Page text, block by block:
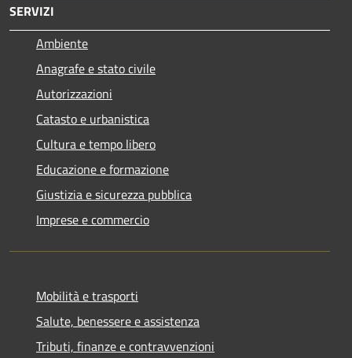
SERVIZI
Ambiente
Anagrafe e stato civile
Autorizzazioni
Catasto e urbanistica
Cultura e tempo libero
Educazione e formazione
Giustizia e sicurezza pubblica
Imprese e commercio
Mobilità e trasporti
Salute, benessere e assistenza
Tributi, finanze e contravvenzioni